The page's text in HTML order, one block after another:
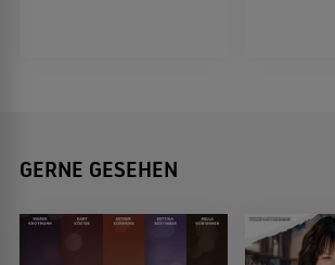
GERNE GESEHEN